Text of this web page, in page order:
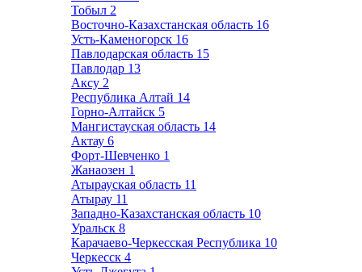
Тобыл 2
Восточно-Казахстанская область 16
Усть-Каменогорск 16
Павлодарская область 15
Павлодар 13
Аксу 2
Республика Алтай 14
Горно-Алтайск 5
Мангистауская область 14
Актау 6
Форт-Шевченко 1
Жанаозен 1
Атырауская область 11
Атырау 11
Западно-Казахстанская область 10
Уральск 8
Карачаево-Черкесская Республика 10
Черкесск 4